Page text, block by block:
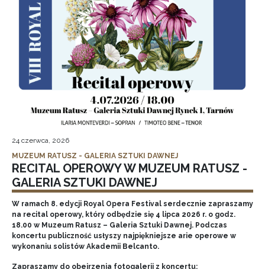
24 czerwca, 2026
MUZEUM RATUSZ - GALERIA SZTUKI DAWNEJ
RECITAL OPEROWY W MUZEUM RATUSZ -
GALERIA SZTUKI DAWNEJ
W ramach 8. edycji Royal Opera Festival serdecznie zapraszamy
na recital operowy, który odbędzie się 4 lipca 2026 r. o godz.
18.00 w Muzeum Ratusz – Galeria Sztuki Dawnej. Podczas
koncertu publiczność usłyszy najpiękniejsze arie operowe w
wykonaniu solistów Akademii Belcanto.
Zapraszamy do obejrzenia fotogalerii z koncertu: